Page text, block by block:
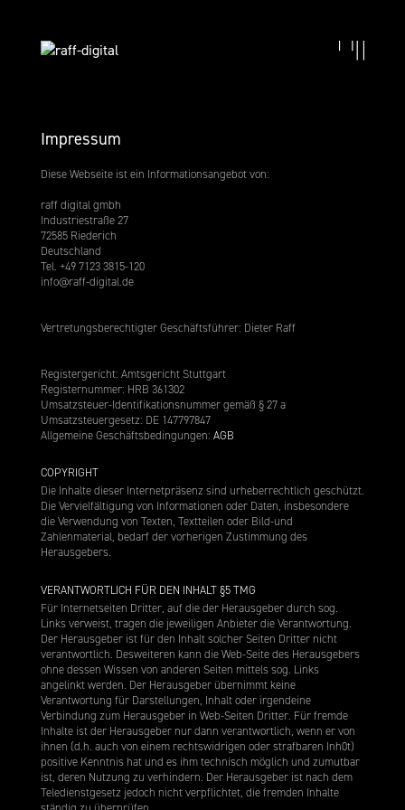
Impressum
Diese Webseite ist ein Informationsangebot von:
raff digital gmbh
Industriestraße 27
72585 Riederich
Deutschland
Tel. +49 7123 3815-120
info@raff-digital.de
Vertretungsberechtigter Geschäftsführer: Dieter Raff
Registergericht: Amtsgericht Stuttgart
Registernummer: HRB 361302
Umsatzsteuer-Identifikationsnummer gemäß § 27 a
Umsatzsteuergesetz: DE 147797847
Allgemeine Geschäftsbedingungen: AGB
COPYRIGHT
Die Inhalte dieser Internetpräsenz sind urheberrechtlich geschützt.
Die Vervielfältigung von Informationen oder Daten, insbesondere
die Verwendung von Texten, Textteilen oder Bild-und
Zahlenmaterial, bedarf der vorherigen Zustimmung des
Herausgebers.
VERANTWORTLICH FÜR DEN INHALT §5 TMG
Für Internetseiten Dritter, auf die der Herausgeber durch sog.
Links verweist, tragen die jeweiligen Anbieter die Verantwortung.
Der Herausgeber ist für den Inhalt solcher Seiten Dritter nicht
verantwortlich. Desweiteren kann die Web-Seite des Herausgebers
ohne dessen Wissen von anderen Seiten mittels sog. Links
angelinkt werden. Der Herausgeber übernimmt keine
Verantwortung für Darstellungen, Inhalt oder irgendeine
Verbindung zum Herausgeber in Web-Seiten Dritter. Für fremde
Inhalte ist der Herausgeber nur dann verantwortlich, wenn er von
ihnen (d.h. auch von einem rechtswidrigen oder strafbaren Inh0t)
positive Kenntnis hat und es ihm technisch möglich und zumutbar
ist, deren Nutzung zu verhindern. Der Herausgeber ist nach dem
Teledienstgesetz jedoch nicht verpflichtet, die fremden Inhalte